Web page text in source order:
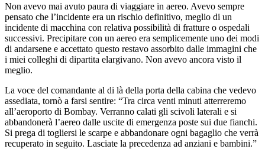
Non avevo mai avuto paura di viaggiare in aereo. Avevo sempre
pensato che l’incidente era un rischio definitivo, meglio di un
incidente di macchina con relativa possibilità di fratture o ospedali
successivi. Precipitare con un aereo era semplicemente uno dei modi
di andarsene e accettato questo restavo assorbito dalle immagini che
i miei colleghi di dipartita elargivano. Non avevo ancora visto il
meglio.
La voce del comandante al di là della porta della cabina che vedevo
assediata, tornò a farsi sentire: “Tra circa venti minuti atterreremo
all’aeroporto di Bombay. Verranno calati gli scivoli laterali e si
abbandonerà l’aereo dalle uscite di emergenza poste sui due fianchi.
Si prega di togliersi le scarpe e abbandonare ogni bagaglio che verrà
recuperato in seguito. Lasciate la precedenza ad anziani e bambini.”